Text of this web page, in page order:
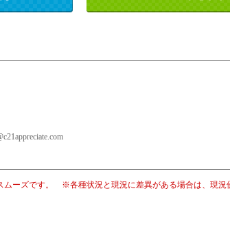
ーズです。 ※各種状況と現況に差異がある場合は、現況